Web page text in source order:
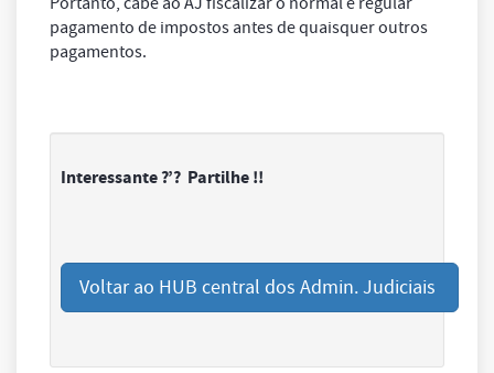
pagamento de impostos antes de quaisquer outros
pagamentos.
Interessante ?’? Partilhe !!
Voltar ao HUB central dos Admin. Judiciais